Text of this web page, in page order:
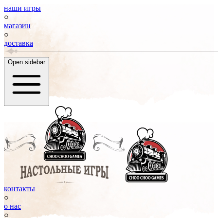
наши игры
○
магазин
○
доставка
Open sidebar
контакты
○
о нас
○